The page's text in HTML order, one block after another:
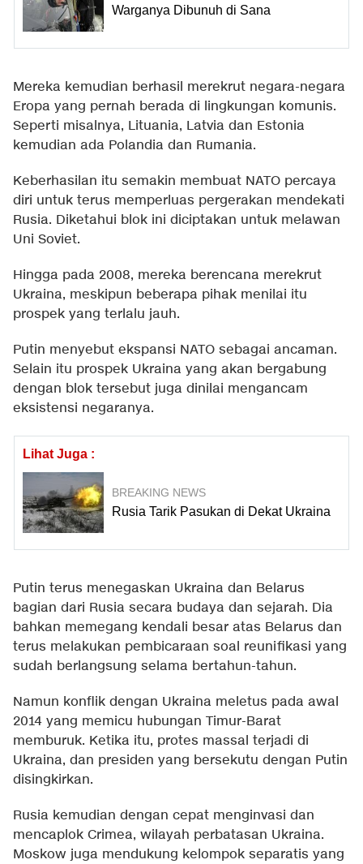
Warganya Dibunuh di Sana
Mereka kemudian berhasil merekrut negara-negara
Eropa yang pernah berada di lingkungan komunis.
Seperti misalnya, Lituania, Latvia dan Estonia
kemudian ada Polandia dan Rumania.
Keberhasilan itu semakin membuat NATO percaya
diri untuk terus memperluas pergerakan mendekati
Rusia. Diketahui blok ini diciptakan untuk melawan
Uni Soviet.
Hingga pada 2008, mereka berencana merekrut
Ukraina, meskipun beberapa pihak menilai itu
prospek yang terlalu jauh.
Putin menyebut ekspansi NATO sebagai ancaman.
Selain itu prospek Ukraina yang akan bergabung
dengan blok tersebut juga dinilai mengancam
eksistensi negaranya.
Lihat Juga :
BREAKING NEWS
Rusia Tarik Pasukan di Dekat Ukraina
Putin terus menegaskan Ukraina dan Belarus
bagian dari Rusia secara budaya dan sejarah. Dia
bahkan memegang kendali besar atas Belarus dan
terus melakukan pembicaraan soal reunifikasi yang
sudah berlangsung selama bertahun-tahun.
Namun konflik dengan Ukraina meletus pada awal
2014 yang memicu hubungan Timur-Barat
memburuk. Ketika itu, protes massal terjadi di
Ukraina, dan presiden yang bersekutu dengan Putin
disingkirkan.
Rusia kemudian dengan cepat menginvasi dan
mencaplok Crimea, wilayah perbatasan Ukraina.
Moskow juga mendukung kelompok separatis yang